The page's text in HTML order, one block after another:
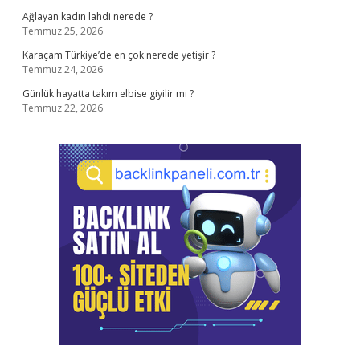
Ağlayan kadın lahdi nerede ?
Temmuz 25, 2026
Karaçam Türkiye’de en çok nerede yetişir ?
Temmuz 24, 2026
Günlük hayatta takım elbise giyilir mi ?
Temmuz 22, 2026